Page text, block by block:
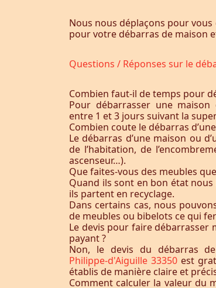
Nous nous déplaçons pour
pour votre débarras de maison
Questions / Réponses sur le
Combien faut-il de temps pour
Pour débarrasser une
entre 1 et 3 jours suivant la
Combien coute le débarras
Le débarras d’une maison ou
de l’habitation, de
ascenseur…).
Que faites-vous des meubles
Quand ils sont en bon état
ils partent en recyclage.
Dans certains cas, nous
de meubles ou bibelots ce qui
Le devis pour faire débarrasser
payant ?
Non, le devis du débarras
Philippe-d'Aiguille 33350 est
établis de manière claire et
Comment calculer la valeur du